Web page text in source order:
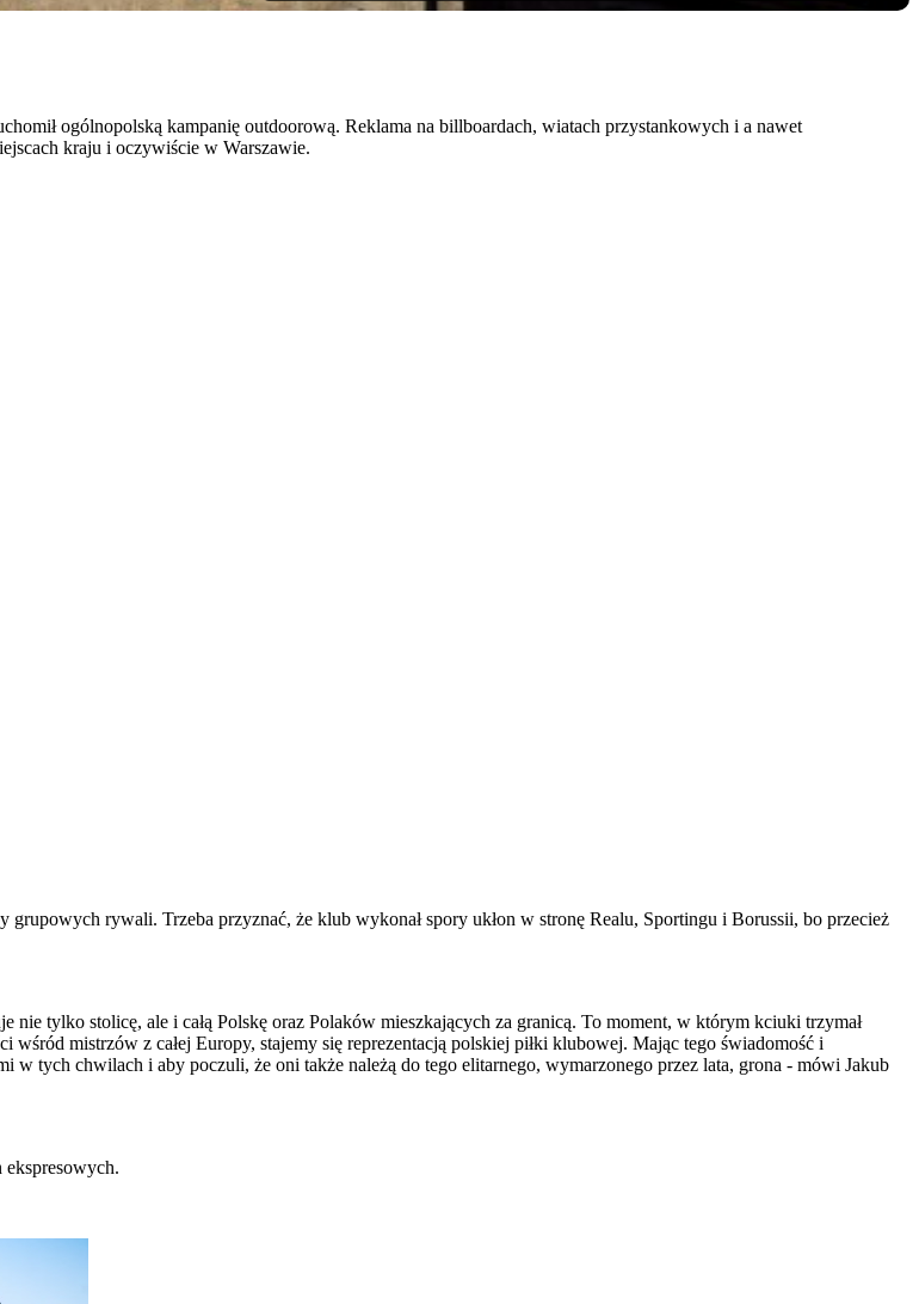
ogólnopolską kampanię outdoorową. Reklama na billboardach, wiatach przystankowych i a nawet
kraju i oczywiście w Warszawie.
rywali. Trzeba przyznać, że klub wykonał spory ukłon w stronę Realu, Sportingu i Borussii, bo przecież
tylko stolicę, ale i całą Polskę oraz Polaków mieszkających za granicą. To moment, w którym kciuki trzymał
wśród mistrzów z całej Europy, stajemy się reprezentacją polskiej piłki klubowej. Mając tego świadomość i
tych chwilach i aby poczuli, że oni także należą do tego elitarnego, wymarzonego przez lata, grona - mówi Jakub
ekspresowych.